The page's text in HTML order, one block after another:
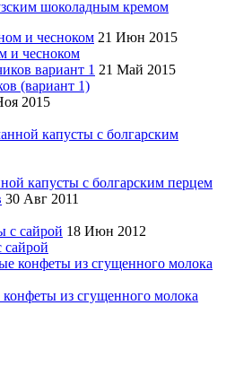
шоколадным кремом
21 Июн 2015
и чесноком
21 Май 2015
(вариант 1)
2015
капусты с болгарским перцем
30 Авг 2011
18 Июн 2012
сайрой
из сгущенного молока